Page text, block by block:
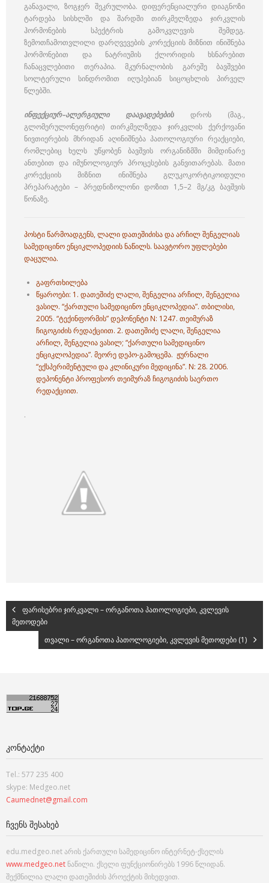
განავალი, ზოგჯერ შეკრულობა. დიფერენციალური დიაგნოზი
ტარდება სისხლში და შარდში თირკმელზედა ჯირკვლის
ჰორმონების სპექტრის გამოკვლევის შემდეგ.
ზემოთჩამოთვლილი დარღვევების კორექციის მიზნით ინიშნება
ჰორმონებით და ნატრიუმის ქლორიდის ხსნარებით
ჩანაცვლებითი თერაპია. მკურნალობის გარეშე ბავშვები
სოლტერული სინდრომით იღუპებიან სიცოცხლის პირველ
წლებში.
ინფექციურ–ალერგიული დაავადებებისდროს (მაგ.,
გლომერულონეფრიტი) თირკმელზედა ჯირკვლის ქერქოვანი
ნივთიერების მხრიდან აღინიშნება პათოლოგიური რეაქციები,
რომლებიც ხელს უწყობენ ბავშვის ორგანიზმში მიმდინარე
ანთებით და იმუნოლოგიურ პროცესების განვითარებას. მათი
კორექციის მიზნით ინიშნება გლუკოკორტიკოიდული
პრეპარატები – პრედნიზოლონი დოზით 1,5–2 მგ/კგ ბავშვის
წონაზე.
პოსტი წარმოადგენს, ლალი დათეშიძისა და არჩილ შენგელიას
სამედიცინო ენციკლოპედიის ნაწილს. საავტორო უფლებები
დაცულია.
გაფრთხილება
წყაროები: 1. დათეშიძე ლალი,შენგელია არჩილ,შენგელია
ვასილ. “ქართული სამედიცინო ენციკლოპედია”. თბილისი,
2005. “ტექინფორმის” დეპონენტი N: 1247. თეიმურაზ
ჩიგოგიძის რედაქციით. 2. დათეშიძე ლალი,შენგელია
არჩილ,შენგელია ვასილ; “ქართული სამედიცინო
ენციკლოპედია”. მეორე დეპო-გამოცემა. ჟურნალი
“ექსპერიმენტული და კლინიკური მედიცინა”. N: 28. 2006.
დეპონენტი პროფესორ თეიმურაზ ჩიგოგიძის საერთო
რედაქციით.
.
ფარისებრი ჯირკვალი – ორგანოთა პათოლოგიები, კვლევის
მეთოდები
თვალი – ორგანოთა პათოლოგიები, კვლევის მეთოდები (1)
ᲙᲝᲜᲢᲐᲥᲢᲘ
Tel.: 577 235 400
skype: Medgeo.net
Caumednet@gmail.com
ᲩᲕᲔᲜᲡ ᲨᲔᲡᲐᲮᲔᲑ
edu.medgeo.net არის ქართული სამედიცინო ინტერნეტ-ქსელის
www.medgeo.net ნაწილი. ქსელი ფუნქციონირებს 1996 წლიდან.
შექმნილია ლალი დათეშიძის პროექტის მიხედვით.